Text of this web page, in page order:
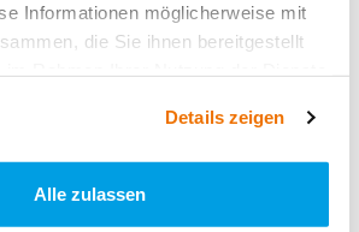
Informationen möglicherweise mit
die Sie ihnen bereitgestellt
Details zeigen
Alle zulassen